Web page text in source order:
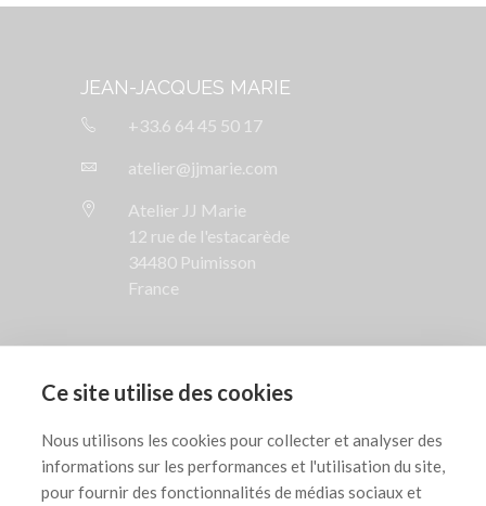
Ce site utilise des cookies
Nous utilisons les cookies pour collecter et analyser des
informations sur les performances et l'utilisation du site,
pour fournir des fonctionnalités de médias sociaux et
JEAN-JACQUES MARIE
+33.6 64 45 50 17
atelier@jjmarie.com
Atelier JJ Marie
12 rue de l'estacarède
34480 Puimisson
France
INFORMATIONS LÉGALES 